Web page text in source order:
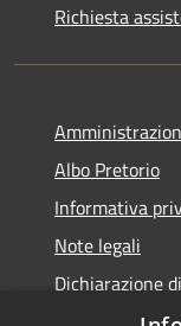
Richiesta
Albo Pretorio
Informativa
Note legali
Dichiarazione